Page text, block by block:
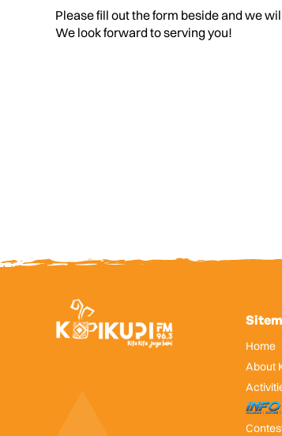
Please fill out the form beside and we
We look forward to serving you!
Home
About
InfoX